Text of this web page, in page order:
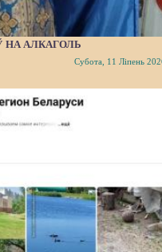
НА АЛКАГОЛЬ
Субота, 11 Ліпень